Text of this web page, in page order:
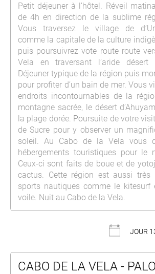
Petit déjeuner à l’hôtel. Réveil
de 4h en direction de la sublime
Vous traversez le village de
comme la capitale de la culture
puis poursuivrez vote route route
Vela en traversant l’aride désert
Déjeuner typique de la région puis
pour profiter d’un bain de mer. Vous
endroits incontournables de la
montagne sacrée, le désert
la plage dorée. Poursuite de votre
de Sucre pour y observer un
soleil. Au Cabo de la Vela vous
hébergements touristiques pour le
Ceux-ci sont faits de boue et de
cactus. Cette région est aussi très
sports nautiques comme le kitesurf
voile. Nuit au Cabo de la Vela.
JOUR
CABO DE LA VELA -